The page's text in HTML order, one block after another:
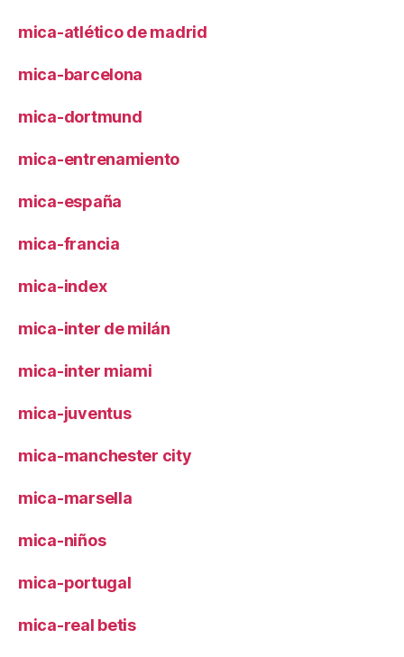
mica-atlético de madrid
mica-barcelona
mica-dortmund
mica-entrenamiento
mica-españa
mica-francia
mica-index
mica-inter de milán
mica-inter miami
mica-juventus
mica-manchester city
mica-marsella
mica-niños
mica-portugal
mica-real betis